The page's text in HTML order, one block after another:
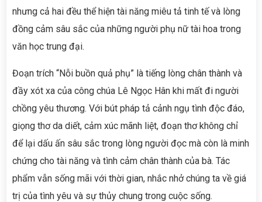
nhưng cả hai đều thể hiện tài năng miêu tả tinh tế và lòng
đồng cảm sâu sắc của những người phụ nữ tài hoa trong
văn học trung đại.
Đoạn trích “Nỗi buồn quả phụ” là tiếng lòng chân thành và
đầy xót xa của công chúa Lê Ngọc Hân khi mất đi người
chồng yêu thương. Với bút pháp tả cảnh ngụ tình độc đáo,
giọng thơ da diết, cảm xúc mãnh liệt, đoạn thơ không chỉ
để lại dấu ấn sâu sắc trong lòng người đọc mà còn là minh
chứng cho tài năng và tình cảm chân thành của bà. Tác
phẩm vẫn sống mãi với thời gian, nhắc nhở chúng ta về giá
trị của tình yêu và sự thủy chung trong cuộc sống.